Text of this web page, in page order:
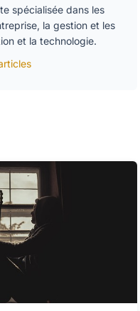
spécialisée dans les
la gestion et les
et la technologie.